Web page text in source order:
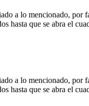
a lo mencionado, por
hasta que se abra el
a lo mencionado, por
hasta que se abra el